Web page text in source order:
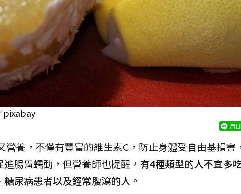
pixabay
用
營養，不僅有豐富的維生素C，防止身體受自由基損害
腸胃蠕動，但營養師也提醒， 有4種類型的人不宜多
尿病患者以及經常腹瀉的人。